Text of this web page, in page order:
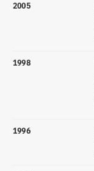
2005
1998
1996